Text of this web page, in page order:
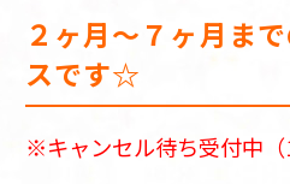
２ヶ月～７ヶ月ま
スです☆
※キャンセル待ち受付中（